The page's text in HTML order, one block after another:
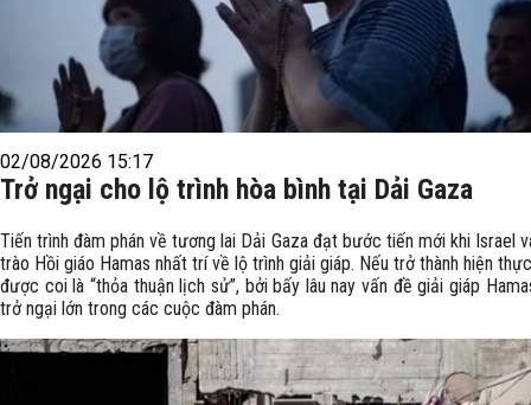
02/08/2026 15:17
Trở ngại cho lộ trình hòa bình tại Dải Gaza
Tiến trình đàm phán về tương lai Dải Gaza đạt bước tiến mới khi Israel
trào Hồi giáo Hamas nhất trí về lộ trình giải giáp. Nếu trở thành hiện
được coi là “thỏa thuận lịch sử”, bởi bấy lâu nay vấn đề giải giáp
trở ngại lớn trong các cuộc đàm phán.